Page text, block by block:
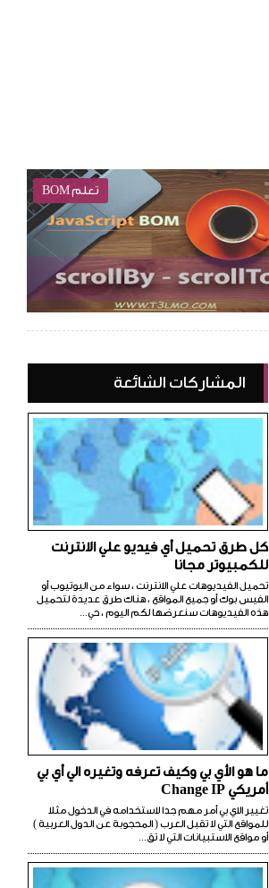
تعلم DOM
المشاركات الشائعة
كل طرق تحميل أي فيديو علي الانترنت
للكمبيوتر مجانا
تحميل الفيديوهات علي الانترنت ، سواء من اليوتيوب أو
الفيس بوك أو جميع المواقع ، هناك طرق عديدة لتحميل
هذه الفيديوهات سنعرضها لكم اليوم ، حي...
ما هو الأي بي وكيف تعرفه وتغيره الي أي بي
أمريكي Change IP
تغيير الاي بي أمر مهم جدا لاستخدامه في الدخول مثلا
للمواقع التي لا تقبل العرب ( المحجوبة عن الدول العربية )
أو مواقع الاستبيانات التي لا تق...